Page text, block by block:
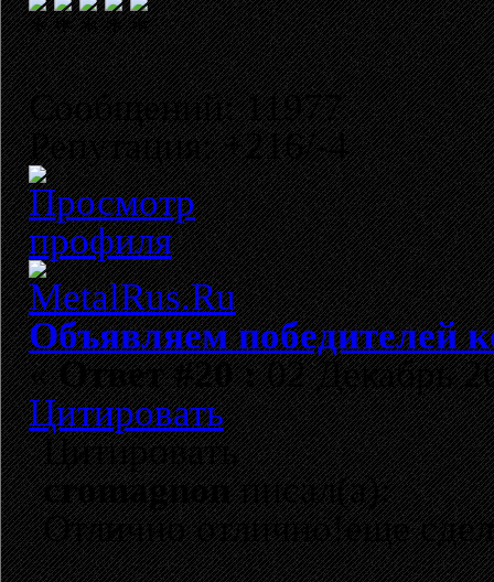
Сообщений: 11977
Репутация: +216/-4
Объявляем победителей
«Ответ #20 :02 Декабрь
Цитировать
Цитировать
cromagnonписал(а):
Отлично отлично!еще